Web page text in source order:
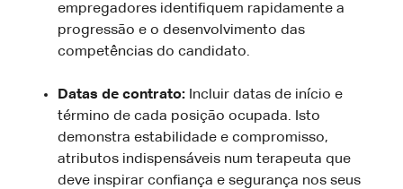
empregadores identifiquem rapidamente a
progressão e o desenvolvimento das
competências do candidato.
Datas de contrato: Incluir datas de início e
término de cada posição ocupada. Isto
demonstra estabilidade e compromisso,
atributos indispensáveis num terapeuta que
deve inspirar confiança e segurança nos seus